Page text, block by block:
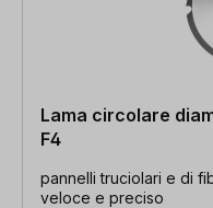
Lama circolare
F4
pannelli truciolari e di
veloce e preciso